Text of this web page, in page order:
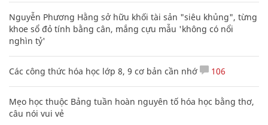
Nguyễn Phương Hằng sở hữu khối tài sản "siêu khủng", từng
khoe sổ đỏ tính bằng cân, mắng cựu mẫu 'không có nổi
nghìn tỷ'
Các công thức hóa học lớp 8, 9 cơ bản cần nhớ 106
Mẹo học thuộc Bảng tuần hoàn nguyên tố hóa học bằng thơ,
câu nói vui vẻ